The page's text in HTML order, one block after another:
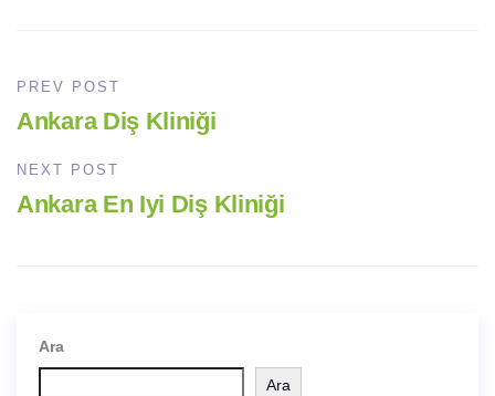
PREV POST
Ankara Diş Kliniği
NEXT POST
Ankara En Iyi Diş Kliniği
Ara
Ara